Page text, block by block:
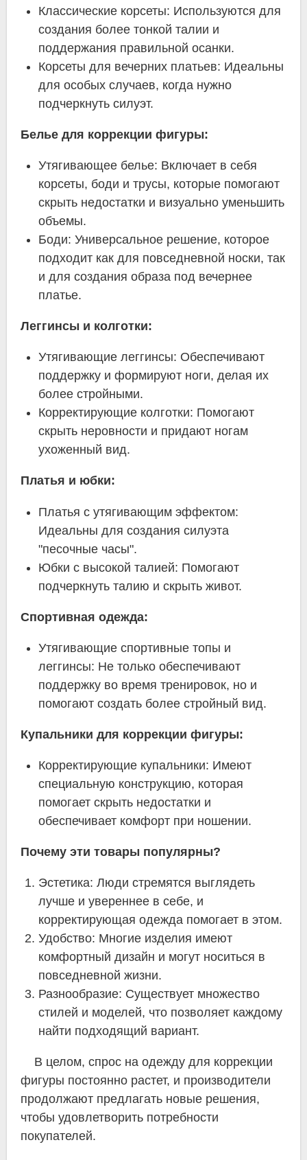
Классические корсеты: Используются для
создания более тонкой талии и
поддержания правильной осанки.
Корсеты для вечерних платьев: Идеальны
для особых случаев, когда нужно
подчеркнуть силуэт.
Белье для коррекции фигуры:
Утягивающее белье: Включает в себя
корсеты, боди и трусы, которые помогают
скрыть недостатки и визуально уменьшить
объемы.
Боди: Универсальное решение, которое
подходит как для повседневной носки, так
и для создания образа под вечернее
платье.
Леггинсы и колготки:
Утягивающие леггинсы: Обеспечивают
поддержку и формируют ноги, делая их
более стройными.
Корректирующие колготки: Помогают
скрыть неровности и придают ногам
ухоженный вид.
Платья и юбки:
Платья с утягивающим эффектом:
Идеальны для создания силуэта
"песочные часы".
Юбки с высокой талией: Помогают
подчеркнуть талию и скрыть живот.
Спортивная одежда:
Утягивающие спортивные топы и
леггинсы: Не только обеспечивают
поддержку во время тренировок, но и
помогают создать более стройный вид.
Купальники для коррекции фигуры:
Корректирующие купальники: Имеют
специальную конструкцию, которая
помогает скрыть недостатки и
обеспечивает комфорт при ношении.
Почему эти товары популярны?
Эстетика: Люди стремятся выглядеть
лучше и увереннее в себе, и
корректирующая одежда помогает в этом.
Удобство: Многие изделия имеют
комфортный дизайн и могут носиться в
повседневной жизни.
Разнообразие: Существует множество
стилей и моделей, что позволяет каждому
найти подходящий вариант.
В целом, спрос на одежду для коррекции
фигуры постоянно растет, и производители
продолжают предлагать новые решения,
чтобы удовлетворить потребности
покупателей.